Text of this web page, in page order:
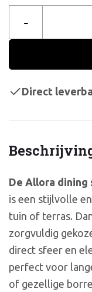
De Allora dining
is een stijlvolle
tuin of terras.
zorgvuldig
direct sfeer en
perfect voor
of gezellige
-
Direct